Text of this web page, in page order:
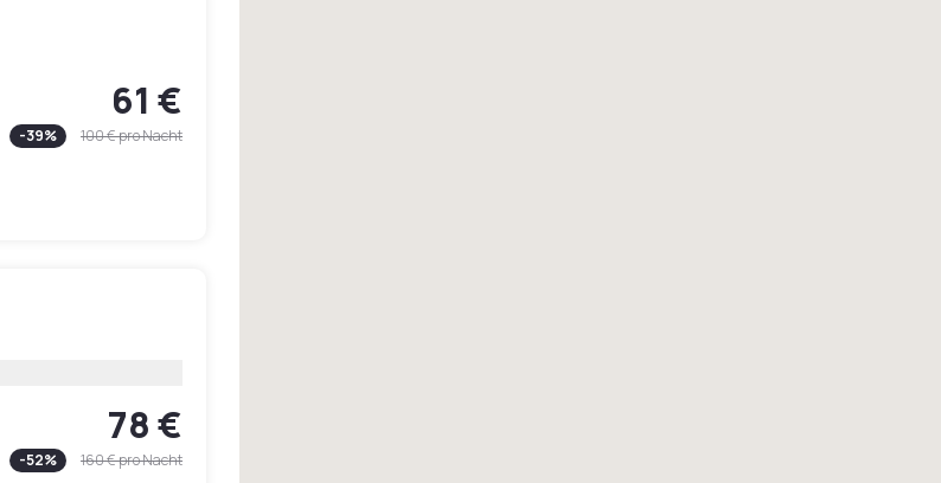
61 €
-39% 100 €pro Nacht
78 €
-52% 160 €pro Nacht